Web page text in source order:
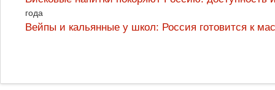
года
Вейпы и кальянные у школ: Россия готовится к